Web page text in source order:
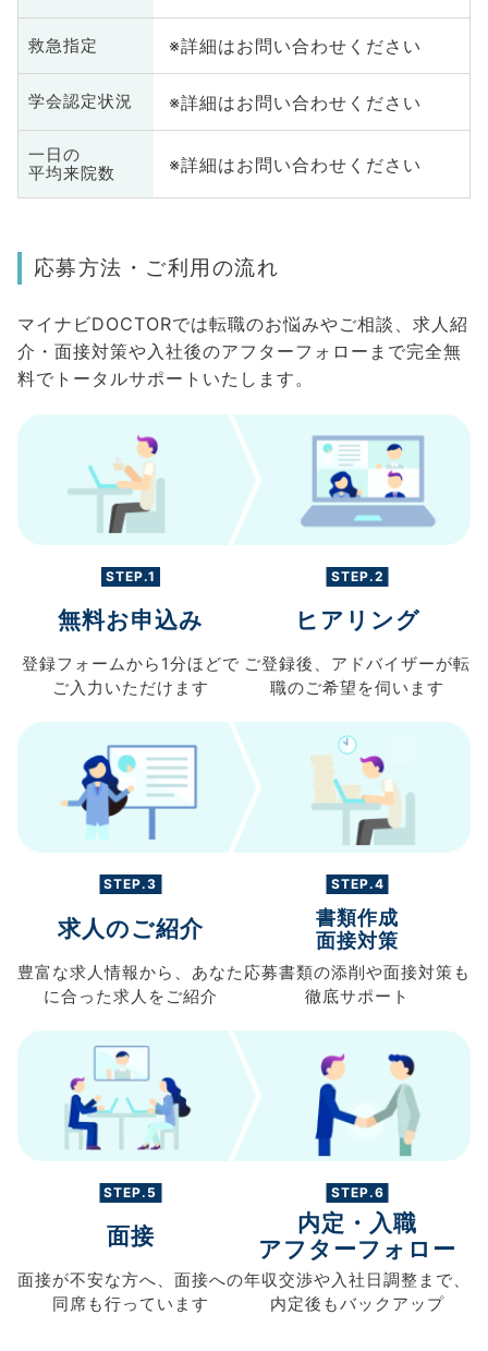
救急指定 ※詳細はお問い合わせください
学会認定状況 ※詳細はお問い合わせください
一日の
平均来院数
※詳細はお問い合わせください
応募方法・ご利用の流れ
マイナビDOCTORでは転職のお悩みやご相談、求人紹
介・面接対策や入社後のアフターフォローまで完全無
料でトータルサポートいたします。
STEP.1
無料お申込み
登録フォームから 1分ほどで
ご入力 いただけます
STEP.2
ヒアリング
ご登録後、 アドバイザーが転
職のご希望を伺います
STEP.3
求人のご紹介
豊富な求人情報から、 あなた
に合った求人を ご紹介
STEP.4
書類作成
面接対策
応募書類の添削や面接対策も
徹底サポート
STEP.5
面接
面接が不安な方へ、 面接への
同席も行っています
STEP.6
内定・入職
アフターフォロー
年収交渉や入社日調整まで、
内定後もバックアップ